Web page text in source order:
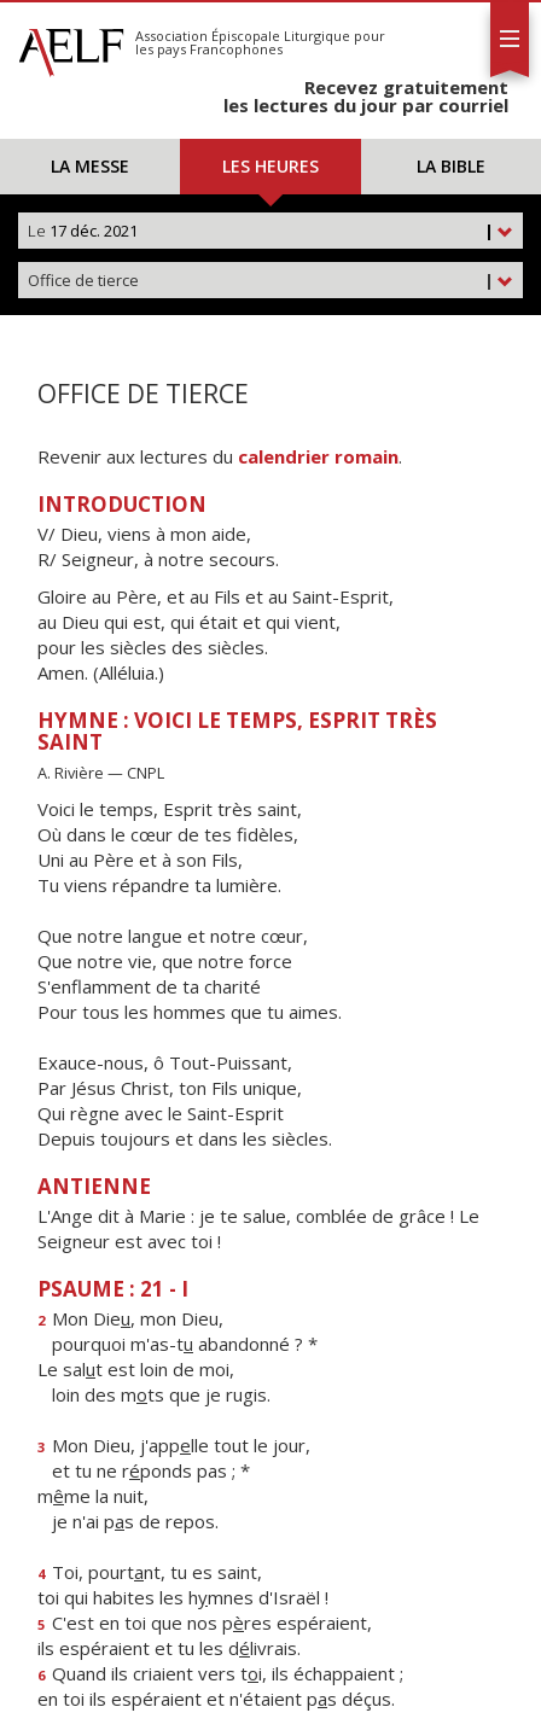
S'abonner
Calendrier
Association Épiscopale Liturgique pour
les pays Francophones
Recevez gratuitement
les lectures du jour par courriel
LA MESSE LES HEURES LA BIBLE
|
Le 17 déc. 2021
|
Office de tierce
OFFICE DE TIERCE
Revenir aux lectures du calendrier romain.
INTRODUCTION
V/ Dieu, viens à mon aide,
R/ Seigneur, à notre secours.
Gloire au Père, et au Fils et au Saint-Esprit,
au Dieu qui est, qui était et qui vient,
pour les siècles des siècles.
Amen. (Alléluia.)
HYMNE : VOICI LE TEMPS, ESPRIT TRÈS
SAINT
A. Rivière — CNPL
Voici le temps, Esprit très saint,
Où dans le cœur de tes fidèles,
Uni au Père et à son Fils,
Tu viens répandre ta lumière.
Que notre langue et notre cœur,
Que notre vie, que notre force
S'enflamment de ta charité
Pour tous les hommes que tu aimes.
Exauce-nous, ô Tout-Puissant,
Par Jésus Christ, ton Fils unique,
Qui règne avec le Saint-Esprit
Depuis toujours et dans les siècles.
ANTIENNE
L'Ange dit à Marie : je te salue, comblée de grâce ! Le
Seigneur est avec toi !
PSAUME : 21 - I
2 Mon Dieu, mon Dieu,
pourquoi m'as-tu abandonné ? *
Le salut est loin de moi,
loin des mots que je rugis.
3 Mon Dieu, j'appelle tout le jour,
et tu ne réponds pas ; *
même la nuit,
je n'ai pas de repos.
4 Toi, pourtant, tu es saint,
toi qui habites les hymnes d'Israël !
5 C'est en toi que nos pères espéraient,
ils espéraient et tu les délivrais.
6 Quand ils criaient vers toi, ils échappaient ;
en toi ils espéraient et n'étaient pas déçus.